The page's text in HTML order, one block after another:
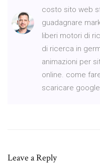
costo sito web
guadagnare
liberi motori di
di ricerca in
animazioni per
online. come
scaricare
Leave a Reply